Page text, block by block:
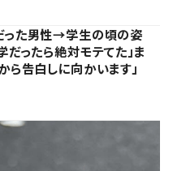
った男性→学生の頃の姿
ったら絶対モテてた」ま
ら告白しに向かいます」